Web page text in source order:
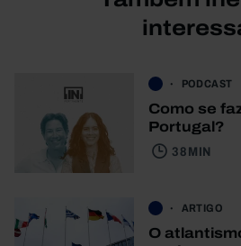
PODCAST
Como se
Portugal?
38 MIN
ARTIGO
O